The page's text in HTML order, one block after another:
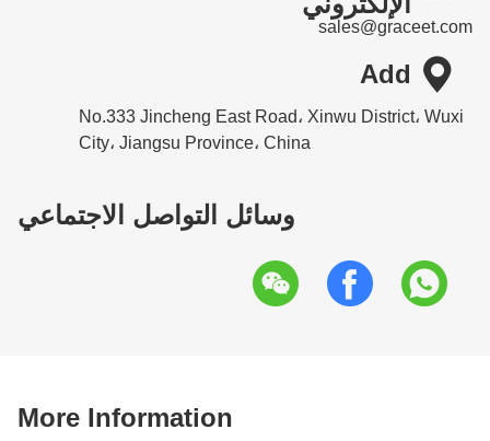
sales@graceet.com

Add
No.333 Jincheng East Road، Xinwu District، Wuxi
City، Jiangsu Province، China
وسائل التواصل الاجتماعي
More Information